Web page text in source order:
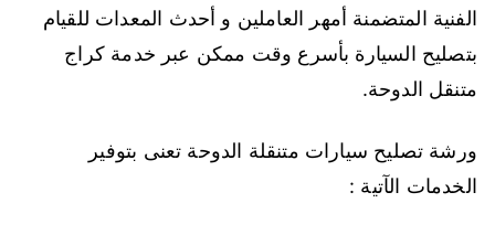
الفنية المتضمنة أمهر العاملين و أحدث المعدات للقيام
بتصليح السيارة بأسرع وقت ممكن عبر خدمة كراج
متنقل الدوحة.
ورشة تصليح سيارات متنقلة الدوحة تعنى بتوفير
الخدمات الآتية :